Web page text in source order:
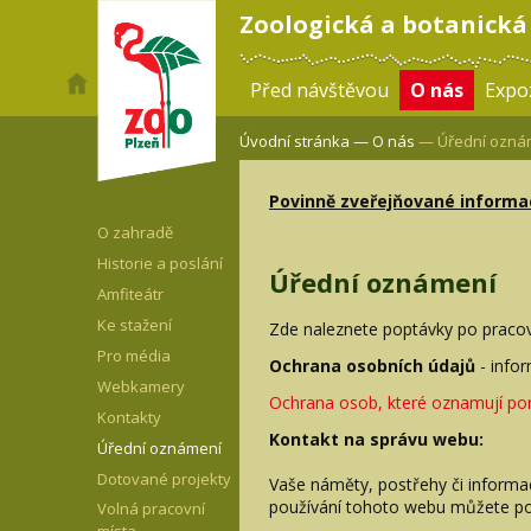
Zoologická a
Před návštěvou O nás
O zahradě
Historie a poslání
Amfiteátr
Ke stažení
Pro média
Webkamery
Kontakty
Úřední oznámení
Dotované projekty
Volná pracovní
Úvodní stránka —O nás — Úřední
Povinně zveřejňované
Úřední oznámení
Zde naleznete poptávky po
Ochrana osobních údajů -
Ochrana osob, které oznamují
Kontakt na správu webu:
Vaše náměty, postřehy či
používání tohoto webu můžete